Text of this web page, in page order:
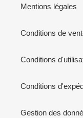
Mentions légales
Conditions de
Conditions
Conditions
Gestion des